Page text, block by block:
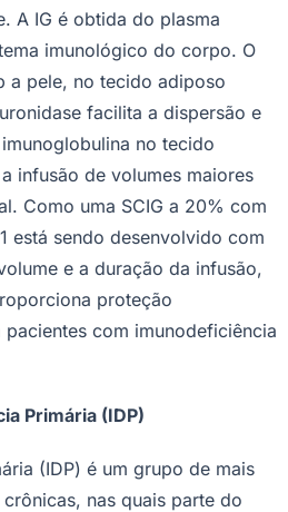
A IG é obtida do plasma
imunológico do corpo. O
a pele, no tecido adiposo
facilita a dispersão e
no tecido
infusão de volumes maiores
Como uma SCIG a 20% com
está sendo desenvolvido com
e a duração da infusão,
proteção
com imunodeficiência
Primária (IDP)
(IDP) é um grupo de mais
nas quais parte do